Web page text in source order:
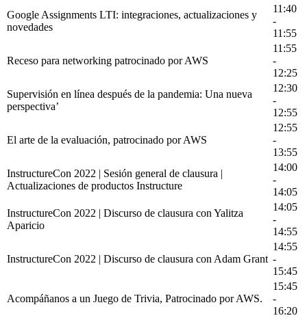
Google Assignments LTI: integraciones, actualizaciones y
novedades
11:40
-
11:55
Receso para networking patrocinado por AWS
11:55
-
12:25
Supervisión en línea después de la pandemia: Una nueva
perspectiva’
12:30
-
12:55
El arte de la evaluación, patrocinado por AWS
12:55
-
13:55
InstructureCon 2022 | Sesión general de clausura |
Actualizaciones de productos Instructure
14:00
-
14:05
InstructureCon 2022 | Discurso de clausura con Yalitza
Aparicio
14:05
-
14:55
InstructureCon 2022 | Discurso de clausura con Adam Grant
14:55
-
15:45
Acompáñanos a un Juego de Trivia, Patrocinado por AWS.
15:45
-
16:20